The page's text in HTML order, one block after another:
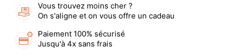
Vous trouvez moins cher ?
On s'aligne et on vous offre un cadeau
Paiement 100% sécurisé
Jusqu'à 4x sans frais